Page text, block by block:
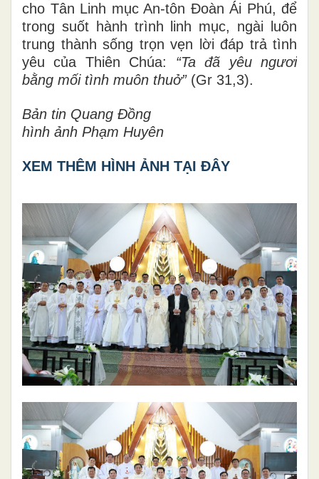
cho Tân Linh mục An-tôn Đoàn Ái Phú, để
trong suốt hành trình linh mục, ngài luôn
trung thành sống trọn vẹn lời đáp trả tình
yêu của Thiên Chúa: “Ta đã yêu ngươi
bằng mối tình muôn thuở”(Gr 31,3).
Bản tin Quang Đồng
hình ảnh Phạm Huyên
XEM THÊM HÌNH ẢNH TẠI ĐÂY